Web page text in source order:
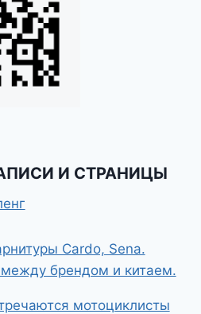
И СТРАНИЦЫ
Cardo, Sena.
брендом и китаем.
мотоциклисты